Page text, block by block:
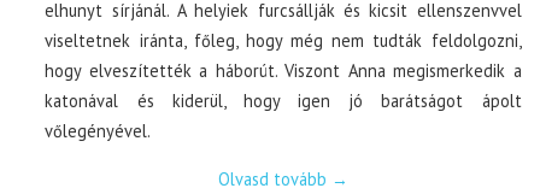
elhunyt sírjánál. A helyiek furcsállják és kicsit ellenszenvvel
viseltetnek iránta, főleg, hogy még nem tudták feldolgozni,
hogy elveszítették a háborút. Viszont Anna megismerkedik a
katonával és kiderül, hogy igen jó barátságot ápolt
vőlegényével.
Olvasd tovább →